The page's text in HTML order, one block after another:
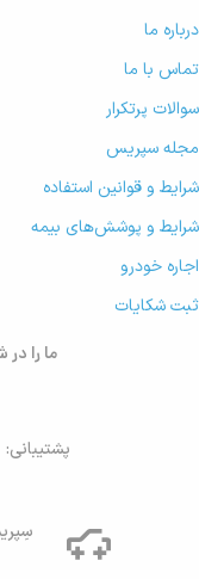
درباره ما
تماس با ما
سوالات پرتکرار
مجله سپریس
شرایط و قوانین استفاده
شرایط و پوشش‌های بیمه
اجاره خودرو
ثبت شکایات
ما را
پشتیبانی: